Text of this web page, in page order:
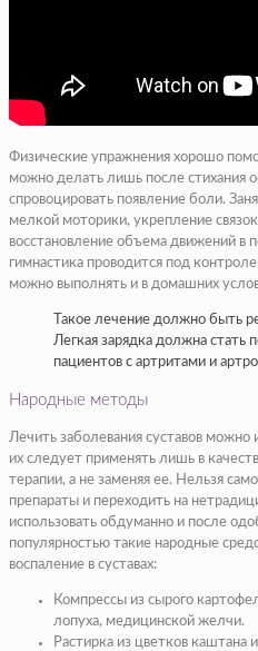
Физические упражнения хорошо
можно делать лишь после стихания
спровоцировать появление боли.
мелкой моторики, укрепление
восстановление объема движений в
гимнастика проводится под
можно выполнять и в домашних
Такое лечение должно быть
Легкая зарядка должна стать
пациентов с артритами и
Народные методы
Лечить заболевания суставов
их следует применять лишь в
терапии, а не заменяя ее. Нельзя
препараты и переходить на
использовать обдуманно и после
популярностью такие народные
воспаление в суставах:
Компрессы из сырого
лопуха, медицинской желчи.
Растирка из цветков каштана